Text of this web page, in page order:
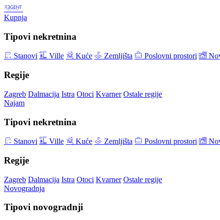
Kupnja
Tipovi nekretnina
Stanovi Ville Kuće Zemljišta Poslovni prostori
Regije
Zagreb Dalmacija Istra Otoci Kvarner Ostale regije
Najam
Tipovi nekretnina
Stanovi Ville Kuće Zemljišta Poslovni prostori
Regije
Zagreb Dalmacija Istra Otoci Kvarner Ostale regije
Novogradnja
Tipovi novogradnji